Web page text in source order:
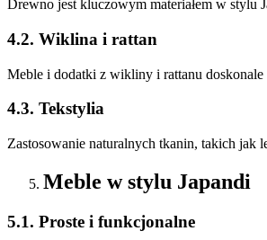
Drewno jest kluczowym materiałem w stylu
4.2. Wiklina i rattan
Meble i dodatki z wikliny i rattanu doskonale
4.3. Tekstylia
Zastosowanie naturalnych tkanin, takich jak
Meble w stylu Japandi
5.1. Proste i funkcjonalne